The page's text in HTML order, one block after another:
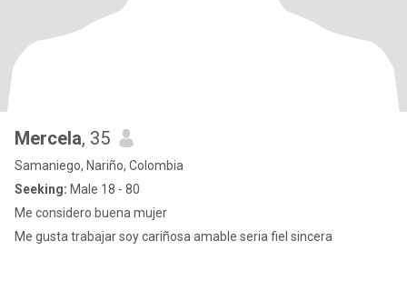
Mercela, 35
Samaniego, Nariño, Colombia
Seeking: Male 18 - 80
Me considero buena mujer
Me gusta trabajar soy cariñosa amable seria fiel sincera